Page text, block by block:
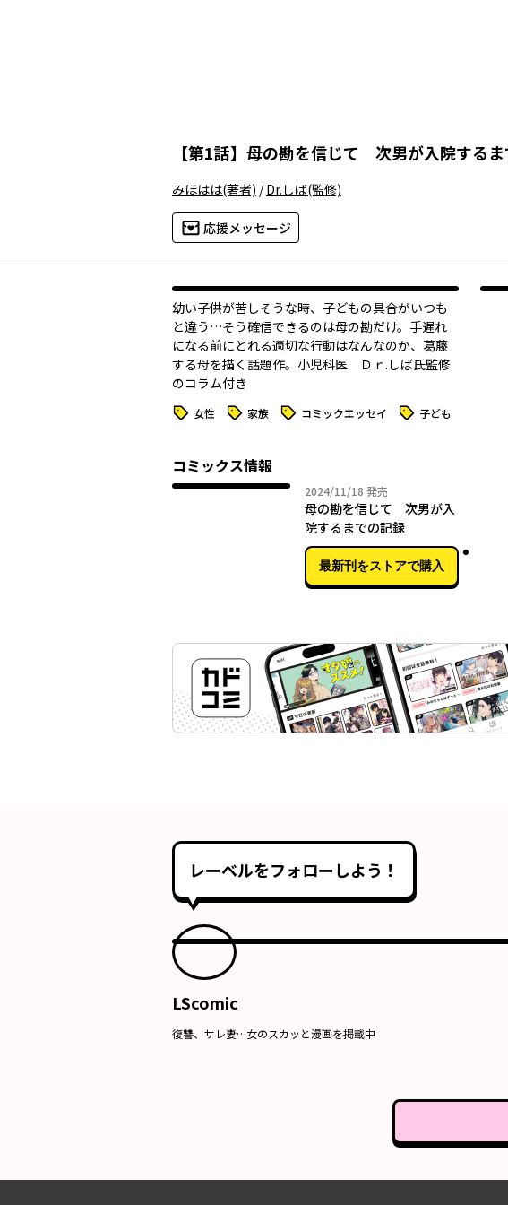
【第1話】 母の勘を信じて 次男が入院するま
みほはは(著者) /Dr.しば(監修)
応援メッセージ
幼い子供が苦しそうな時、子どもの具合がいつも
と違う…そう確信できるのは母の勘だけ。手遅れ
になる前にとれる適切な行動はなんなのか、葛藤
する母を描く話題作。小児科医 Ｄｒ.しば氏監修
のコラム付き
タグ 女性 タグ 家族 タグ コミックエッセイ タグ 子ども
コミックス情報
2024/11/18 2024年11月18日
発売
母の勘を信じて 次男が入
院するまでの記録
最新刊をストアで購入
レーベルをフォローしよう！
LScomic
復讐、サレ妻…女のスカッと漫画を掲載中